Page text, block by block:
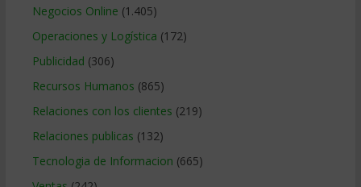
Negocios Online (1.405)
Operaciones y Logística (172)
Publicidad (306)
Recursos Humanos (865)
Relaciones con los clientes (219)
Relaciones publicas (132)
Tecnologia de Informacion (665)